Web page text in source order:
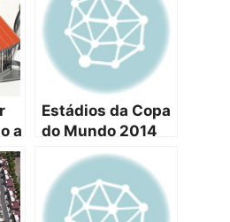
a
Estádios da Copa
do Mundo 2014